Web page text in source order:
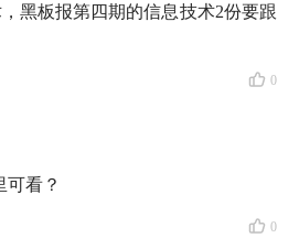
黑板报第四期的信息技术2份要跟
0
可看？
0